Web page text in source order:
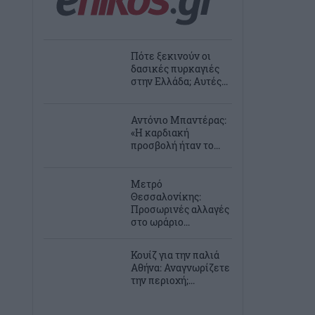
Πότε ξεκινούν οι
δασικές πυρκαγιές
στην Ελλάδα; Αυτές...
Αντόνιο Μπαντέρας:
«Η καρδιακή
προσβολή ήταν το...
Μετρό
Θεσσαλονίκης:
Προσωρινές αλλαγές
στο ωράριο...
Κουίζ για την παλιά
Αθήνα: Αναγνωρίζετε
την περιοχή;...